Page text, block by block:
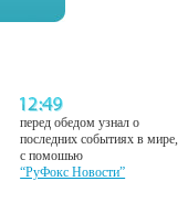
перед обедом узнал о
последних событиях в мире,
с помошью
“РуФокс Новости”